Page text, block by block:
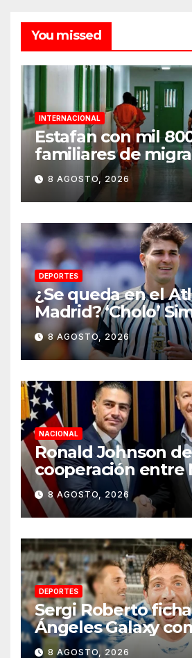
You missed
INTERNACIONAL
Estafan con mil
familiares de
detenidos en
prometen
8 AGOSTO, 2026
DEPORTES
¿Se queda en el
Madrid? ‘Cholo’
responde
el futuro de Julián
8 AGOSTO, 2026
NACIONAL
Ronald Johnson
cooperación entre
EU para la
región aguacatera
Michoacán
8 AGOSTO, 2026
DEPORTES
Sergi Roberto
Ángeles Galaxy
libre hasta 2028
8 AGOSTO, 2026